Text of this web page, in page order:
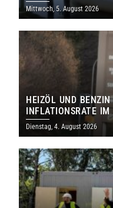
Mittwoch, 5. August 2026
HEIZÖL UND
INFLATIONSRATE
Dienstag, 4. August 2026